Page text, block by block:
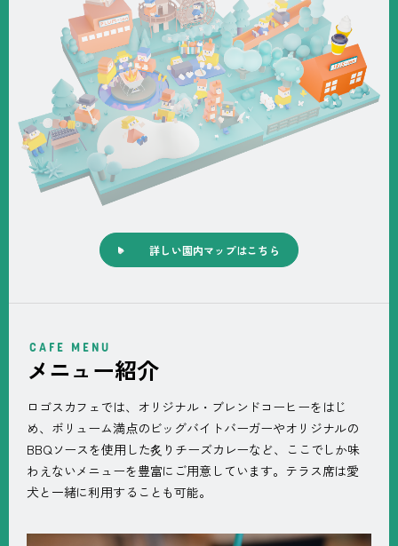
詳しい園内マップはこちら
CAFE MENU
メニュー紹介
ロゴスカフェでは、オリジナル・ブレンドコーヒーをはじ
め、ボリューム満点のビッグバイトバーガーやオリジナルの
BBQソースを使用した炙りチーズカレーなど、ここでしか味
わえないメニューを豊富にご用意しています。テラス席は愛
犬と一緒に利用することも可能。